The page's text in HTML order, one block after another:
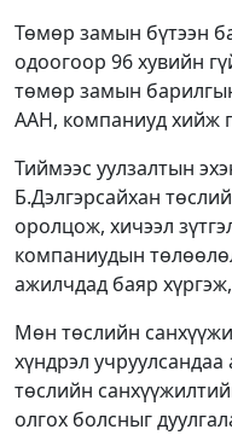
Төмөр замын бүтээн
одоогоор 96 хувийн
төмөр замын
ААН, компаниуд хийж
Тиймээс уулзалтын
Б.Дэлгэрсайхан
оролцож, хичээл
компаниудын
ажилчдад баяр
Мөн төслийн
хүндрэл
төслийн
олгох болсныг